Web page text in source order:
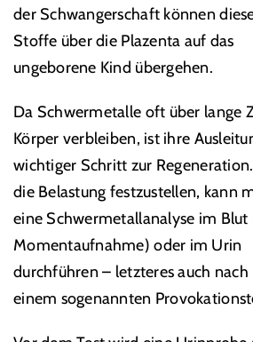
der Schwangerschaft können
Stoffe über die Plazenta auf das
ungeborene Kind übergehen.
Da Schwermetalle oft über lange
Körper verbleiben, ist ihre
wichtiger Schritt zur
die Belastung festzustellen, kann
eine Schwermetallanalyse im Blut
Momentaufnahme) oder im Urin
durchführen – letzteres auch nach
einem sogenannten